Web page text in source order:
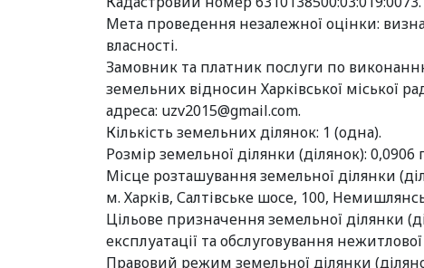
Мета проведення незалежної оцінки:
власності.
Замовник та платник послуги по
земельних відносин Харківської міської
адреса: uzv2015@gmail.com.
Кількість земельних ділянок: 1 (одна).
Розмір земельної ділянки (ділянок): 0,0906
Місце розташування земельної ділянки
м. Харків, Салтівське шосе, 100,
Цільове призначення земельної ділянки
експлуатації та обслуговування нежитлової
Правовий режим земельної ділянки